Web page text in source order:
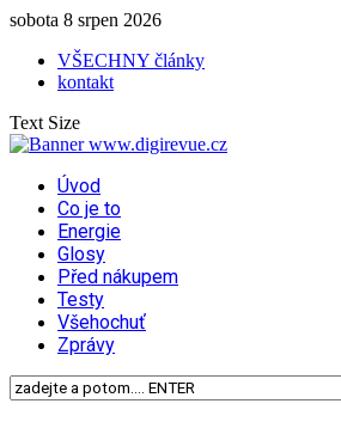
sobota 8 srpen 2026
VŠECHNY články
kontakt
Text Size
Úvod
Co je to
Energie
Glosy
Před nákupem
Testy
Všehochuť
Zprávy